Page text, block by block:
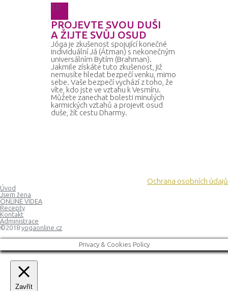
10
PROJEVTE SVOU DUŠI
A ŽIJTE SVŮJ OSUD
Jóga je zkušenost spojující konečné
individuální Já (Átman) s nekonečným
universálním Bytím (Brahman).
Jakmile získáte tuto zkušenost, již
nemusíte hledat bezpečí venku, mimo
sebe. Vaše bezpečí vychází z toho, že
víte, kdo jste ve vztahu k Vesmíru.
Můžete zanechat bolesti minulých
karmických vztahů a projevit osud
duše, žít cestu Dharmy.
Ochrana osobních údajů
Úvod
Jsem žena
ONLINE VIDEA
Recepty
Kontakt
Administrace
©2018 yogaonline.cz
Privacy & Cookies Policy
Zavřít